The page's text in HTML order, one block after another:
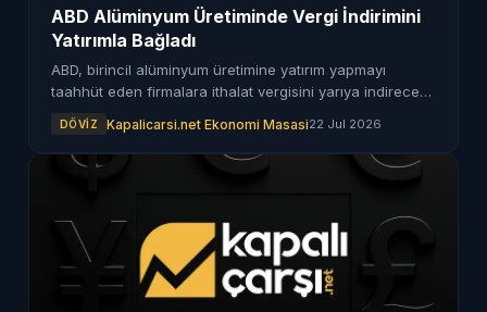
ABD Alüminyum Üretiminde Vergi İndirimini
Yatırımla Bağladı
ABD, birincil alüminyum üretimine yatırım yapmayı
taahhüt eden firmalara ithalat vergisini yarıya indirecek.
DÖVIZ Kapalicarsi.net Ekonomi Masasi22 Jul 2026